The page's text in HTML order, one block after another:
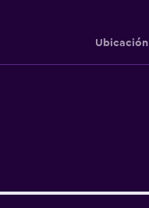
Ubicación